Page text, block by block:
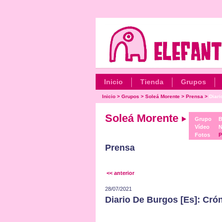
Inicio Tienda Grupos
Inicio> Grupos > Soleá Morente> Prensa >
Soleá Morente
Grupo
Vídeo
Fotos
Prensa
<< anterior
28/07/2021
Diario De Burgos [Es]: